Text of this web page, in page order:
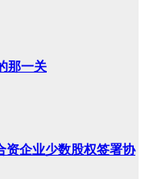
那一关
资企业少数股权签署协